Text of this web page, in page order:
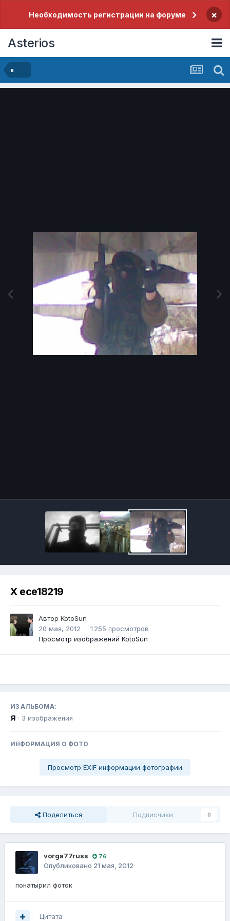
Необходимость регистрации на форуме ×
Asterios
я
X ece18219
Автор KotoSun
20 мая, 2012
1 255 просмотров
Просмотр изображений KotoSun
ИЗ АЛЬБОМА:
я · 3 изображения
ИНФОРМАЦИЯ О ФОТО
Просмотр EXIF информации фотографии
Поделиться Подписчики 0
vorga77russ 76
Опубликовано 21 мая, 2012
понатырил фоток
Цитата